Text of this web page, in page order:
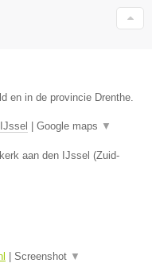
en in de provincie Drenthe.
Google maps ▼
aan den IJssel (Zuid-
Screenshot ▼